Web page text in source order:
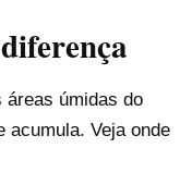
áreas úmidas do
acumula. Veja onde